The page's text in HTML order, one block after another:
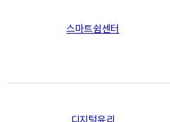
스마트쉼센터